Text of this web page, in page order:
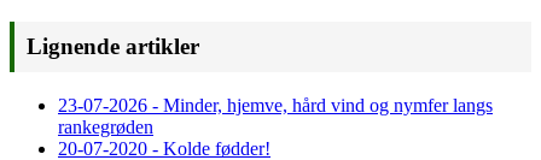
Lignende artikler
23-07-2026 - Minder, hjemve, hård vind og nymfer langs
rankegrøden
20-07-2020 - Kolde fødder!